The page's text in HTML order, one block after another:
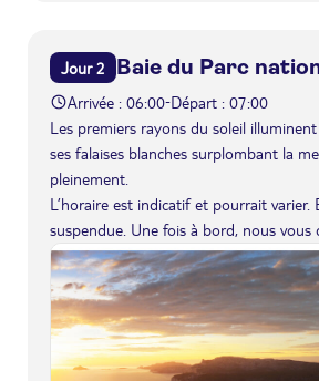
Jour 2 Baie du Parc
Arrivée : 06:00-Départ : 07:00
Les premiers rayons du soleil
ses falaises blanches surplombant la
pleinement.
L’horaire est indicatif et pourrait
suspendue. Une fois à bord, nous